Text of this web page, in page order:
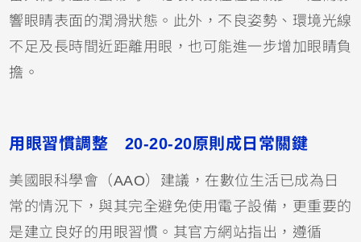
響眼睛表面的潤滑狀態。此外，不良姿勢、環境光線
不足及長時間近距離用眼，也可能進一步增加眼睛負
擔。
用眼習慣調整 20-20-20原則成日常關鍵
美國眼科學會（AAO）建議，在數位生活已成為日
常的情況下，與其完全避免使用電子設備，更重要的
是建立良好的用眼習慣。其官方網站指出，遵循